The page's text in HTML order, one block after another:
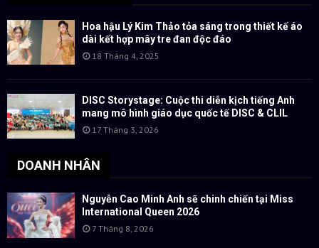
Hoa hậu Lý Kim Thảo tỏa sáng trong thiết kế áo
dài kết hợp mây tre đan độc đáo
18 Tháng 4, 2025
DISC Storystage: Cuộc thi diễn kịch tiếng Anh
mang mô hình giáo dục quốc tế DISC & CLIL
17 Tháng 3, 2026
DOANH NHÂN
Nguyễn Cao Minh Anh sẽ chinh chiến tại Miss
International Queen 2026
7 Tháng 8, 2026